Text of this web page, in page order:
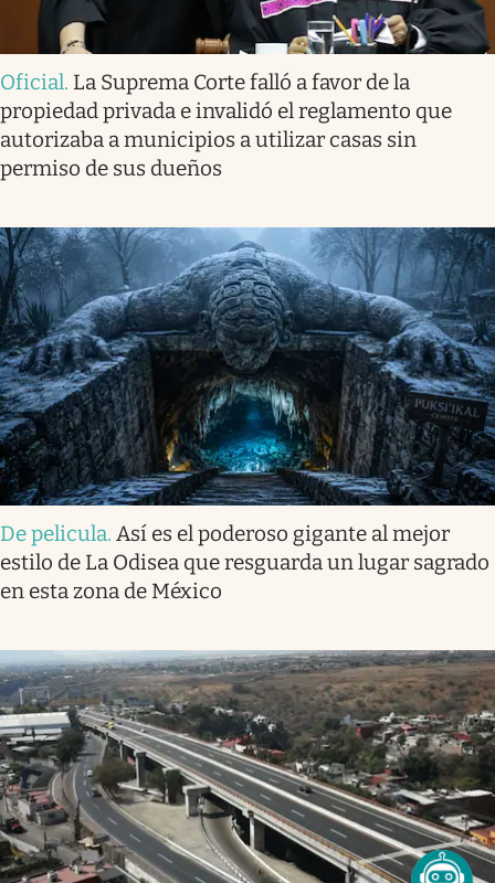
Oficial. La Suprema Corte falló a favor de la
propiedad privada e invalidó el reglamento que
autorizaba a municipios a utilizar casas sin
permiso de sus dueños
De pelicula. Así es el poderoso gigante al mejor
estilo de La Odisea que resguarda un lugar sagrado
en esta zona de México